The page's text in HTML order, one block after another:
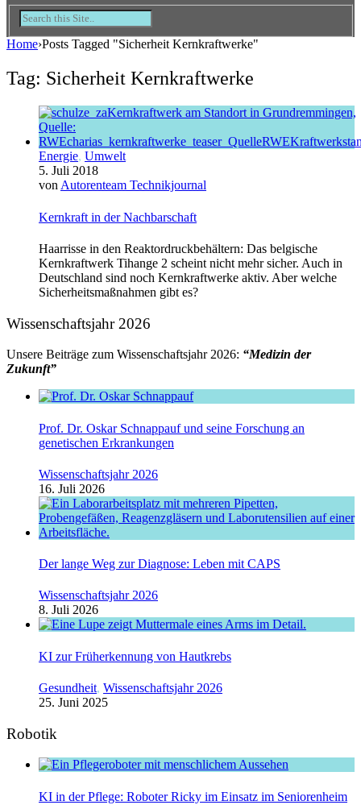
Home›Posts Tagged "Sicherheit Kernkraftwerke"
Tag: Sicherheit Kernkraftwerke
Energie, Umwelt
5. Juli 2018
von Autorenteam Technikjournal
Kernkraft in der Nachbarschaft
Haarrisse in den Reaktordruckbehältern: Das belgische
Kernkraftwerk Tihange 2 scheint nicht mehr sicher. Auch in
Deutschland sind noch Kernkraftwerke aktiv. Aber welche
Sicherheitsmaßnahmen gibt es?
Wissenschaftsjahr 2026
Unsere Beiträge zum Wissenschaftsjahr 2026: “Medizin der
Zukunft”
Prof. Dr. Oskar Schnappauf und seine Forschung an
genetischen Erkrankungen
Wissenschaftsjahr 2026
16. Juli 2026
Der lange Weg zur Diagnose: Leben mit CAPS
Wissenschaftsjahr 2026
8. Juli 2026
KI zur Früherkennung von Hautkrebs
Gesundheit, Wissenschaftsjahr 2026
25. Juni 2025
Robotik
KI in der Pflege: Roboter Ricky im Einsatz im Seniorenheim